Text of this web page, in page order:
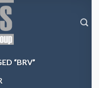
“BRV”